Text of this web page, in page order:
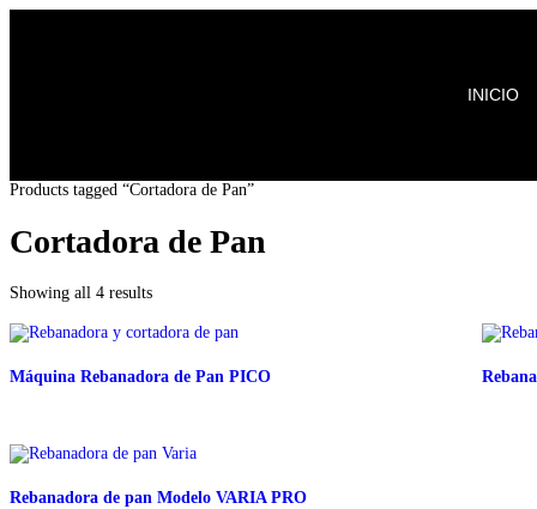
INICIO
Products tagged “Cortadora de Pan”
Cortadora de Pan
Showing all 4 results
Máquina Rebanadora de Pan PICO
Rebanadora de pan Modelo VARIA PRO